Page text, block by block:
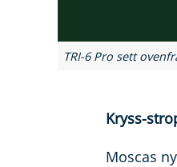
TRI-6 Pro sett
Kryss-
Moscas